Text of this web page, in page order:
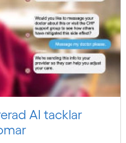
AI tacklar